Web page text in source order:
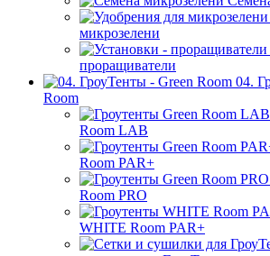
микрозелени
проращиватели
04.
Room
Room LAB
Room PAR+
Room PRO
WHITE Room PAR+